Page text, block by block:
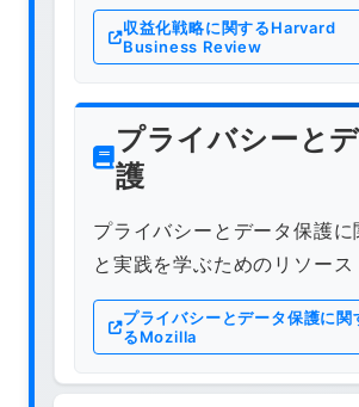
収益化戦略に関するHarvard
Business Review
プライバシーと
護
プライバシーとデータ保護
と実践を学ぶためのリソース
プライバシーとデータ保護に関
るMozilla